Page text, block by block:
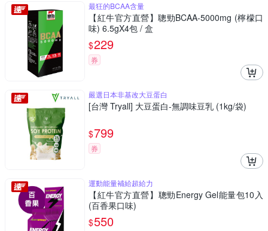
最狂的BCAA含量
【紅牛官方直營】聰勁BCAA-5000mg (檸檬口
味) 6.5gX4包 / 盒
$229
券
嚴選日本非基改大豆蛋白
[台灣 Tryall] 大豆蛋白-無調味豆乳 (1kg/袋)
$799
券
運動能量補給超給力
【紅牛官方直營】聰勁Energy Gel能量包10入
(百香果口味)
$550